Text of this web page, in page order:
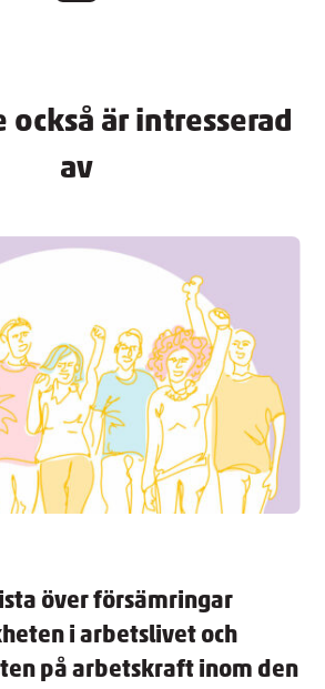
också är intresserad
av
över försämringar
i arbetslivet och
på arbetskraft inom den